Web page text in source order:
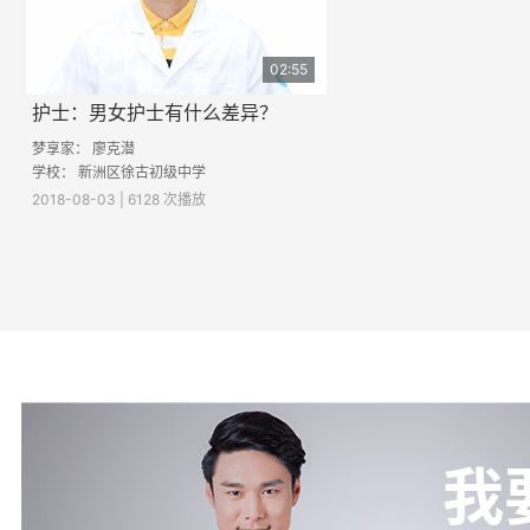
02:55
护士：男女护士有什么差异？
梦享家： 廖克潜
学校： 新洲区徐古初级中学
2018-08-03 | 6128 次播放
我